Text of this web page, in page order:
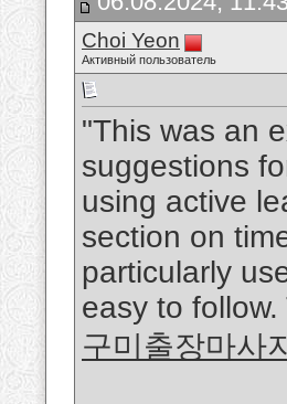
Choi Yeon
Активный пользователь
"This was an
suggestions
using active
section on
particularly
easy to
구미출장마사지